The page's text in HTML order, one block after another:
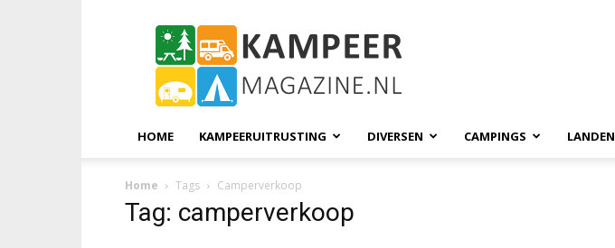
KampeerMagazine
HOME KAMPEERUITRUSTING DIVERSEN CAMPINGS LANDEN
Home Tags Camperverkoop
Tag: camperverkoop